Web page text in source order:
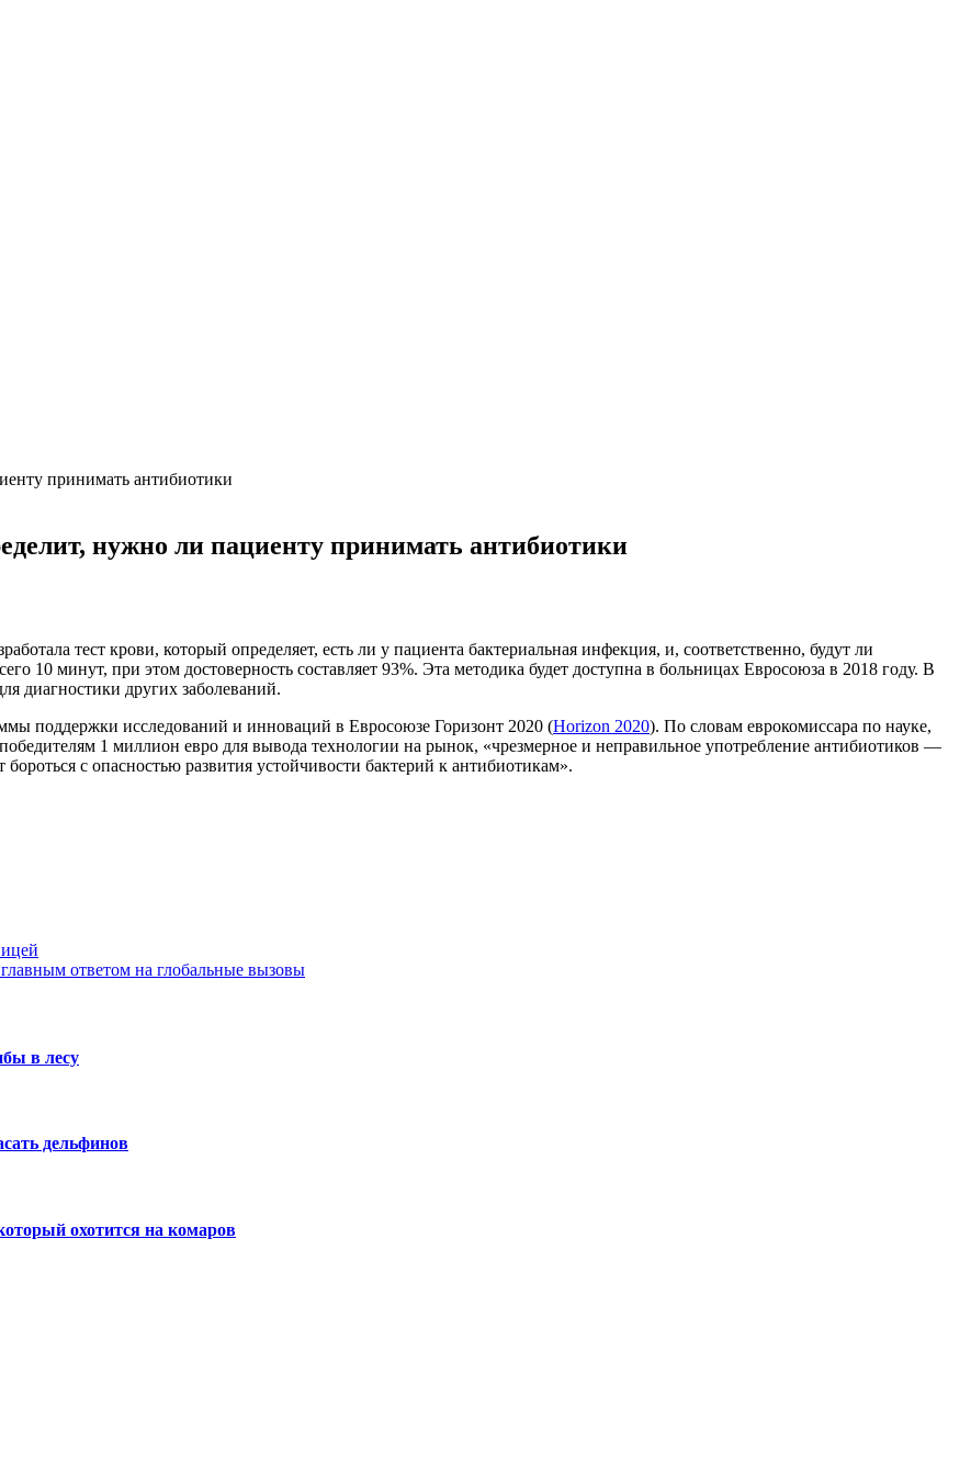
нужно ли пациенту принимать антибиотики
тест крови, который определяет, есть ли у пациента бактериальная инфекция, и, соответственно, будут ли
10 минут, при этом достоверность составляет 93%. Эта методика будет доступна в больницах Евросоюза в 2018 году. В
диагностики других заболеваний.
поддержки исследований и инноваций в Евросоюзе Горизонт 2020 (Horizon 2020). По словам еврокомиссара по науке,
1 миллион евро для вывода технологии на рынок, «чрезмерное и неправильное употребление антибиотиков —
с опасностью развития устойчивости бактерий к антибиотикам».
ответом на глобальные вызовы
в лесу
дельфинов
охотится на комаров